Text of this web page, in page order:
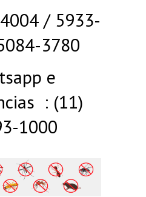
/ 5933-
3780
e
: (11)
1000